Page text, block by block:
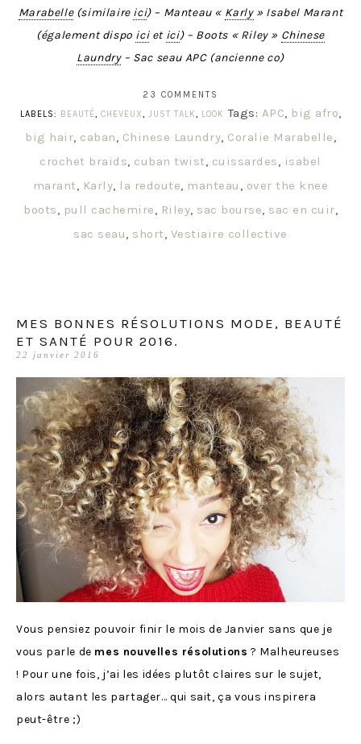
Marabelle(similaire ici) – Manteau « Karly» Isabel Marant
(également dispo iciet ici) – Boots « Riley » Chinese
Laundry– Sac seau APC (ancienne co)
23 COMMENTS
LABELS: BEAUTÉ, CHEVEUX, JUST TALK, LOOK Tags: APC, big afro,
big hair, caban, Chinese Laundry, Coralie Marabelle,
crochet braids, cuban twist, cuissardes, isabel
marant, Karly, la redoute, manteau , over the knee
boots, pull cachemire, Riley, sac bourse, sac en cuir,
sac seau, short, Vestiaire collective
MES BONNES RÉSOLUTIONS MODE, BEAUTÉ
ET SANTÉ POUR 2016.
22 janvier 2016
Vous pensiez pouvoir finir le mois de Janvier sans que je
vous parle de mes nouvelles résolutions ? Malheureuses
! Pour une fois, j’ai les idées plutôt claires sur le sujet,
alors autant les partager… qui sait, ça vous inspirera
peut-être ;)